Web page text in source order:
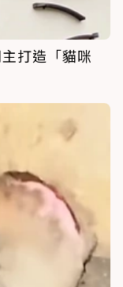
打造「貓咪